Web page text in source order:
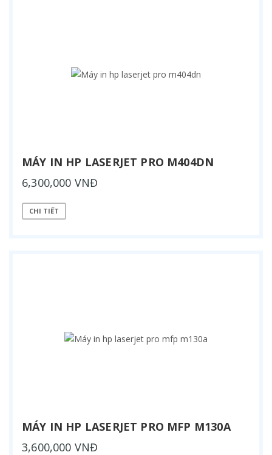
MÁY IN HP LASERJET PRO M404DN
6,300,000 VNĐ
CHI TIẾT
MÁY IN HP LASERJET PRO MFP M130A
3,600,000 VNĐ